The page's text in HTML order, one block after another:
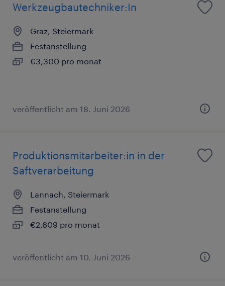
Werkzeugbautechniker:In
Graz, Steiermark
Festanstellung
€3,300 pro monat
veröffentlicht am 18. Juni 2026
Produktionsmitarbeiter:in in der
Saftverarbeitung
Lannach, Steiermark
Festanstellung
€2,609 pro monat
veröffentlicht am 10. Juni 2026